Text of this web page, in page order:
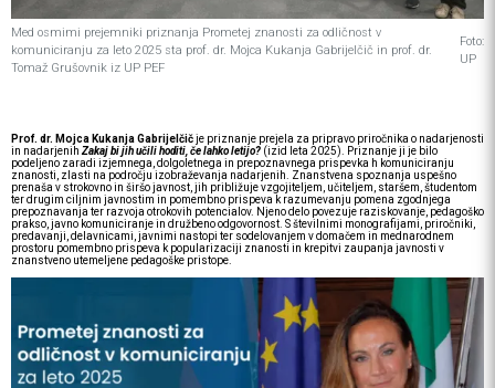
Med osmimi prejemniki priznanja Prometej znanosti za odličnost v
komuniciranju za leto 2025 sta prof. dr. Mojca Kukanja Gabrijelčič in prof. dr.
Tomaž Grušovnik iz UP PEF
Foto:
UP
Prof. dr. Mojca Kukanja Gabrijelčičje priznanje prejela za pripravo priročnika o nadarjenosti
in nadarjenih Zakaj bi jih učili hoditi, če lahko letijo? (izid leta 2025). Priznanje ji je bilo
podeljeno zaradi izjemnega, dolgoletnega in prepoznavnega prispevka h komuniciranju
znanosti, zlasti na področju izobraževanja nadarjenih. Znanstvena spoznanja uspešno
prenaša v strokovno in širšo javnost, jih približuje vzgojiteljem, učiteljem, staršem, študentom
ter drugim ciljnim javnostim in pomembno prispeva k razumevanju pomena zgodnjega
prepoznavanja ter razvoja otrokovih potencialov. Njeno delo povezuje raziskovanje, pedagoško
prakso, javno komuniciranje in družbeno odgovornost. S številnimi monografijami, priročniki,
predavanji, delavnicami, javnimi nastopi ter sodelovanjem v domačem in mednarodnem
prostoru pomembno prispeva k popularizaciji znanosti in krepitvi zaupanja javnosti v
znanstveno utemeljene pedagoške pristope.